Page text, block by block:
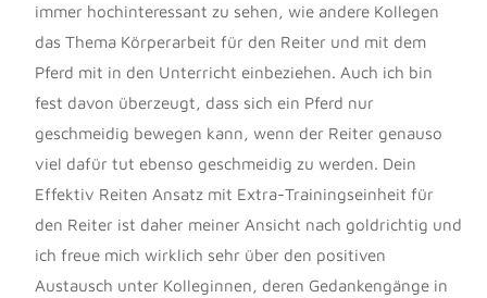
immer hochinteressant zu sehen, wie andere Kollegen
das Thema Körperarbeit für den Reiter und mit dem
Pferd mit in den Unterricht einbeziehen. Auch ich bin
fest davon überzeugt, dass sich ein Pferd nur
geschmeidig bewegen kann, wenn der Reiter genauso
viel dafür tut ebenso geschmeidig zu werden. Dein
Effektiv Reiten Ansatz mit Extra-Trainingseinheit für
den Reiter ist daher meiner Ansicht nach goldrichtig und
ich freue mich wirklich sehr über den positiven
Austausch unter Kolleginnen, deren Gedankengänge in